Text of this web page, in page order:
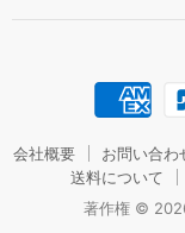
だ
だ
さ
い
会社概要 お問い合わ
送料について
著作権 ©